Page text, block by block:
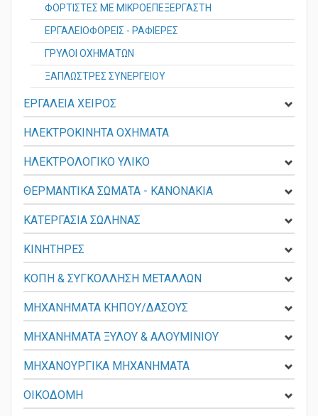
ΦΟΡΤΙΣΤΕΣ ΜΕ ΜΙΚΡΟΕΠΕΞΕΡΓΑΣΤΗ
ΕΡΓΑΛΕΙΟΦΟΡΕΙΣ - ΡΑΦΙΕΡΕΣ
ΓΡΥΛΟΙ ΟΧΗΜΑΤΩΝ
ΞΑΠΛΩΣΤΡΕΣ ΣΥΝΕΡΓΕΙΟΥ
ΕΡΓΑΛΕΙΑ ΧΕΙΡΟΣ
ΗΛΕΚΤΡΟΚΙΝΗΤΑ ΟΧΗΜΑΤΑ
ΗΛΕΚΤΡΟΛΟΓΙΚΟ ΥΛΙΚΟ
ΘΕΡΜΑΝΤΙΚΑ ΣΩΜΑΤΑ - KANONAKIA
ΚΑΤΕΡΓΑΣΙΑ ΣΩΛΗΝΑΣ
ΚΙΝΗΤΗΡΕΣ
ΚΟΠΗ & ΣΥΓΚΟΛΛΗΣΗ ΜΕΤΑΛΛΩΝ
ΜΗΧΑΝΗΜΑΤΑ ΚΗΠΟΥ/ΔΑΣΟΥΣ
ΜΗΧΑΝΗΜΑΤΑ ΞΥΛΟΥ & ΑΛΟΥΜΙΝΙΟΥ
ΜΗΧΑΝΟΥΡΓΙΚΑ ΜΗΧΑΝΗΜΑΤΑ
ΟΙΚΟΔΟΜΗ